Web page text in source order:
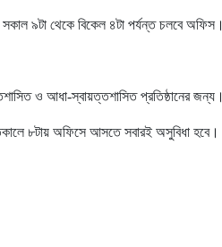
৯টা থেকে বিকেল ৪টা পর্যন্ত চলবে অফিস।
ও আধা-স্বায়ত্তশাসিত প্রতিষ্ঠানের জন্য।
৮টায় অফিসে আসতে সবারই অসুবিধা হবে।